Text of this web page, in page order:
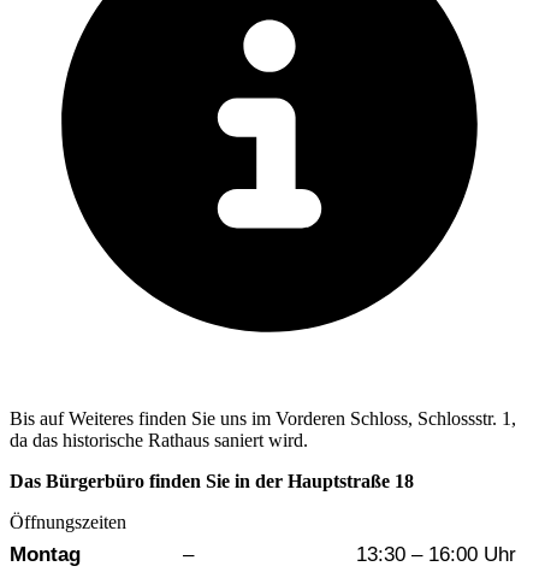
Bis auf Weiteres finden Sie uns im Vorderen Schloss, Schlossstr. 1,
da das historische Rathaus saniert wird.
Das Bürgerbüro finden Sie in der Hauptstraße 18
Öffnungszeiten
Wochentag Vormittag
Montag –
13:30 – 16:00 Uhr